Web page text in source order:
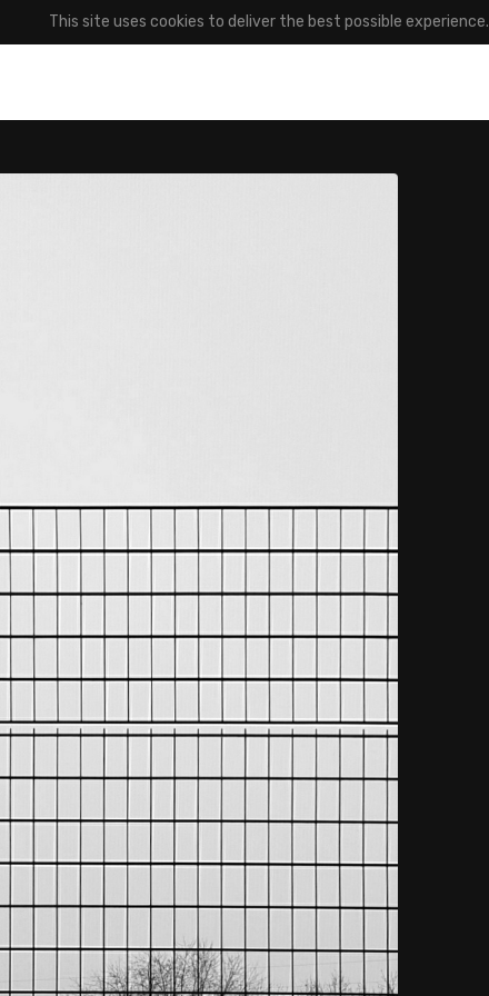
This site uses cookies to deliver the best possible experience.